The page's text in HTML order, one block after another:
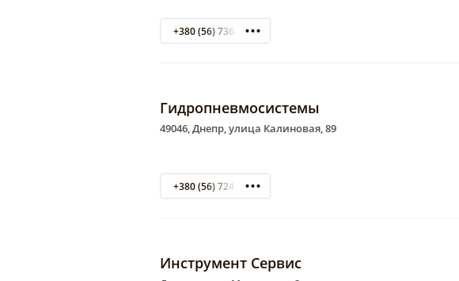
+380 (56) 736-12-45
Гидропневмосистемы
49046, Днепр, улица Калиновая, 89
+380 (56) 724-00-89
Инструмент Сервис